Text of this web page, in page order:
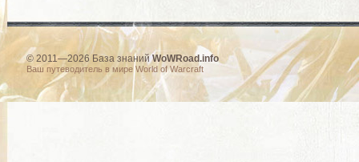
© 2011—2026 База знанийWoWRoad.info
Ваш путеводитель в мире World of Warcraft